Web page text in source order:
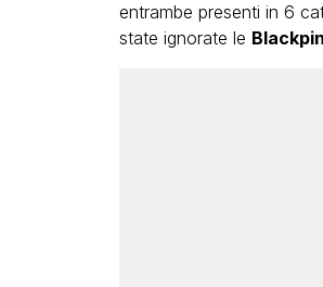
entrambe presenti in 6
state ignorate le
dive